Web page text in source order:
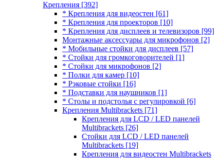
Крепления [392]
* Крепления для видеостен [61]
* Крепления для проекторов [10]
* Крепления для дисплеев и телевизоров [99]
Монтажные аксессуары для микрофонов [2]
* Мобильные стойки для дисплеев [57]
* Стойки для громкоговорителей [1]
* Стойки для микрофонов [2]
* Полки для камер [10]
* Рэковые стойки [16]
* Подставки для наушников [1]
* Столы и подстолья с регулировкой [6]
Крепления Multibrackets [71]
Крепления для LCD / LED панелей
Multibrackets [26]
Стойки для LCD / LED панелей
Multibrackets [19]
Крепления для видеостен Multibrackets